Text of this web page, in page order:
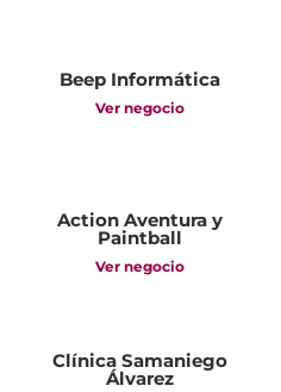
Beep Informática
Ver negocio
Action Aventura y
Paintball
Ver negocio
Clínica Samaniego
Álvarez